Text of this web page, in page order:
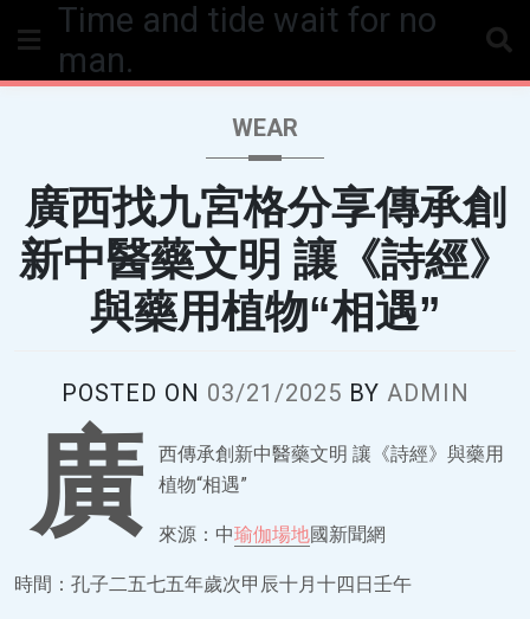
Time and tide wait for no
man.
WEAR
廣西找九宮格分享傳承創
新中醫藥文明 讓《詩經》
與藥用植物“相遇”
POSTED ON 03/21/2025 BY ADMIN
廣
西傳承創新中醫藥文明 讓《詩經》與藥用
植物“相遇”
來源：中瑜伽場地國新聞網
時間：孔子二五七五年歲次甲辰十月十四日壬午